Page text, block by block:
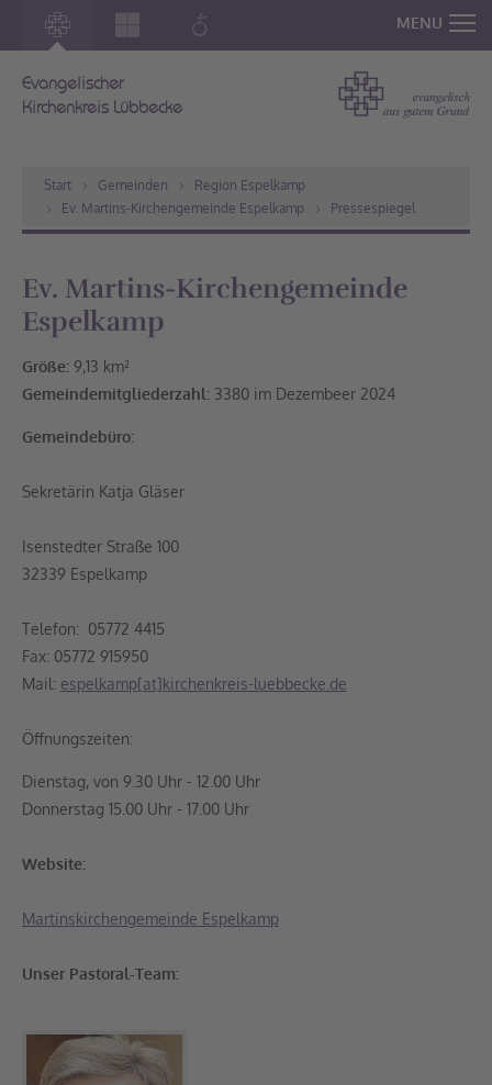
MENU
Evangelischer
Kirchenkreis Lübbecke
Start Gemeinden
Region Espelkamp
Ev. Martins-Kirchengemeinde Espelkamp
Pressespiegel
Ev. Martins-Kirchengemeinde
Espelkamp
Größe: 9,13 km²
Gemeindemitgliederzahl: 3380 im Dezembeer 2024
Gemeindebüro:
Sekretärin Katja Gläser
Isenstedter Straße 100
32339 Espelkamp
Telefon: 05772 4415
Fax: 05772 915950
Mail: espelkamp[at]kirchenkreis-luebbecke.de
Öffnungszeiten:
Dienstag, von 9.30 Uhr - 12.00 Uhr
Donnerstag 15.00 Uhr - 17.00 Uhr
Website:
Martinskirchengemeinde Espelkamp
Unser Pastoral-Team: